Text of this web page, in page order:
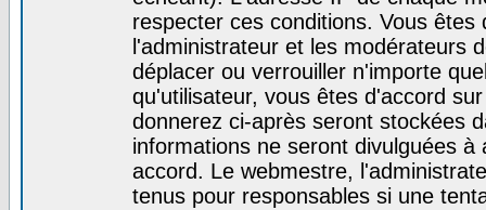
respecter ces conditions. Vous
l'administrateur et les modérateurs
déplacer ou verrouiller n'importe
qu'utilisateur, vous êtes d'accord
donnerez ci-après seront stockées
informations ne seront divulguées
accord. Le webmestre,
tenus pour responsables si une